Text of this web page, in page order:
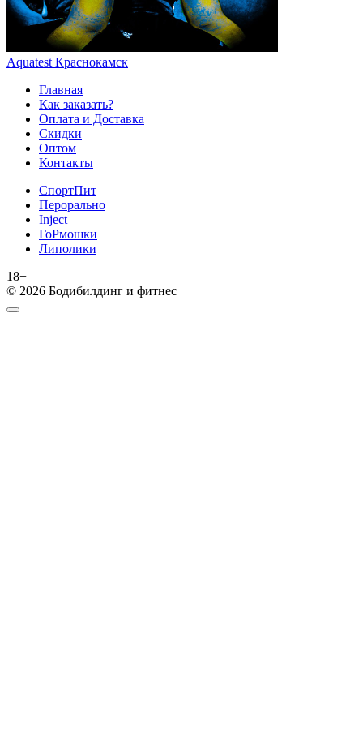
Aquatest Краснокамск
Главная
Как заказать?
Оплата и Доставка
Скидки
Оптом
Контакты
СпортПит
Перорально
Inject
ГоРмошки
Липолики
18+
© 2026 Бодибилдинг и фитнес